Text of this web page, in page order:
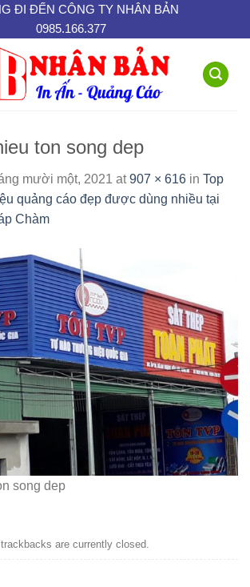
ĐI ĐẾN CÔNG TY NHÂN BẢN
0985.166.377
ton song dep
mười một, 2021 at907 × 616 in Top
quảng cáo đẹp được dùng nhiều tại
Chàm
song dep
are currently closed.